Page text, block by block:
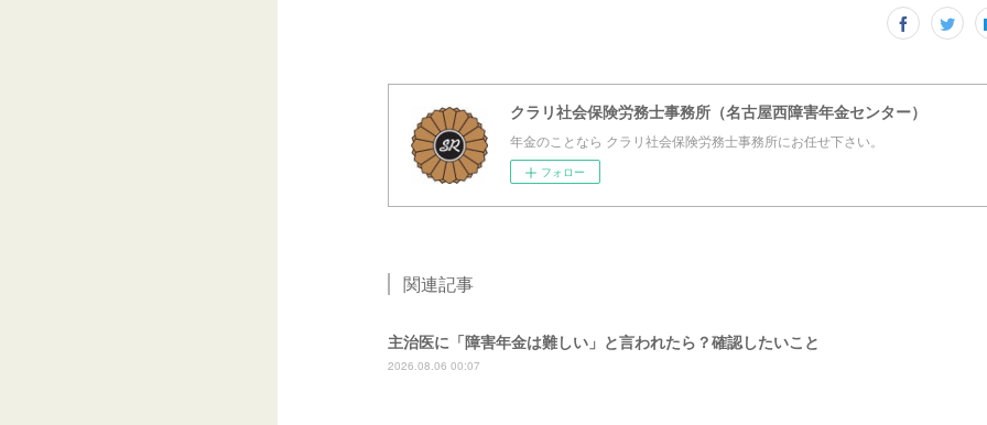
クラリ社会保険労務士事務所（名古屋西障害年金センター）
年金のことなら クラリ社会保険労務士事務所にお任せ下さい。
フォロー
関連記事
主治医に「障害年金は難しい」と言われたら？確認したいこと
2026.08.06 00:07